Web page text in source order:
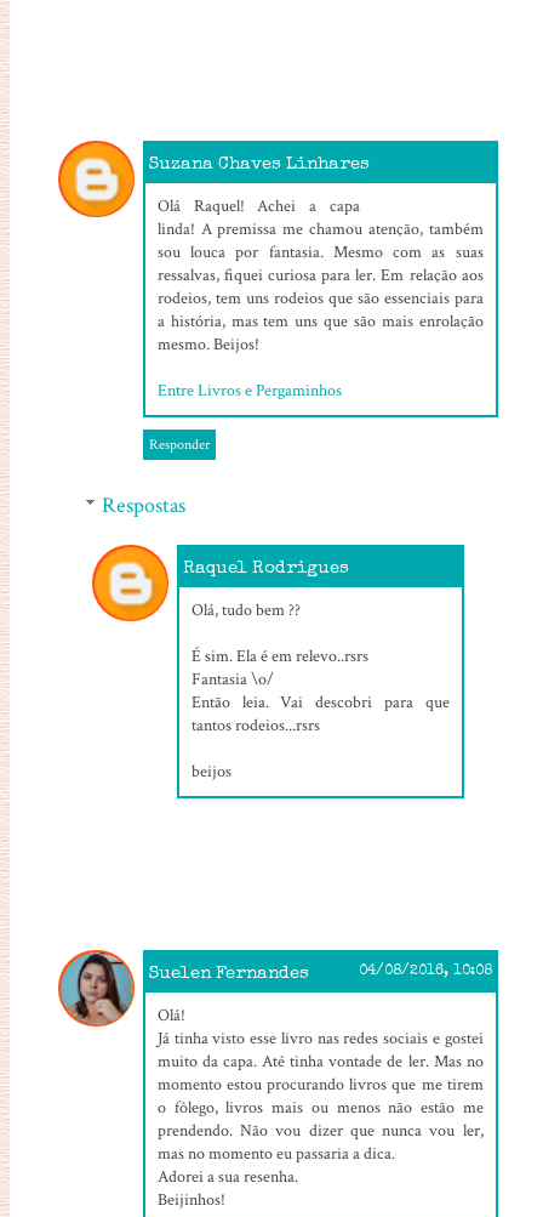
Suzana Chaves Linhares
Olá Raquel! Achei a capa
linda! A premissa me chamou atenção, também
sou louca por fantasia. Mesmo com as suas
ressalvas, fiquei curiosa para ler. Em relação aos
rodeios, tem uns rodeios que são essenciais para
a história, mas tem uns que são mais enrolação
mesmo. Beijos!
Entre Livros e Pergaminhos
Responder
Respostas
Raquel Rodrigues
Olá, tudo bem ??
É sim. Ela é em relevo..rsrs
Fantasia \o/
Então leia. Vai descobri para que
tantos rodeios...rsrs
beijos
Suelen Fernandes 04/08/2016, 10:08
Olá!
Já tinha visto esse livro nas redes sociais e gostei
muito da capa. Até tinha vontade de ler. Mas no
momento estou procurando livros que me tirem
o fôlego, livros mais ou menos não estão me
prendendo. Não vou dizer que nunca vou ler,
mas no momento eu passaria a dica.
Adorei a sua resenha.
Beijinhos!